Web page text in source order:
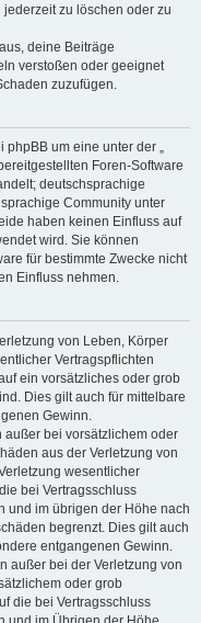
zu löschen oder zu
deine Beiträge
verstoßen oder geeignet
zuzufügen.
phpBB um eine unter der „
Foren-Software
deutschsprachige
Community unter
haben keinen Einfluss auf
wird. Sie können
für bestimmte Zwecke nicht
Einfluss nehmen.
von Leben, Körper
Vertragspflichten
ein vorsätzliches oder grob
Dies gilt auch für mittelbare
Gewinn.
außer bei vorsätzlichem oder
aus der Verletzung von
wesentlicher
bei Vertragsschluss
und im übrigen der Höhe nach
begrenzt. Dies gilt auch
entgangenen Gewinn.
außer bei der Verletzung von
oder grob
die bei Vertragsschluss